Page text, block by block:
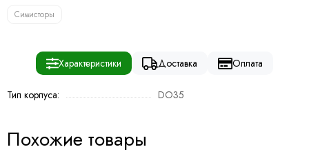
Симисторы
Характеристики Доставка Оплата
Тип корпуса: DO35
Похожие товары